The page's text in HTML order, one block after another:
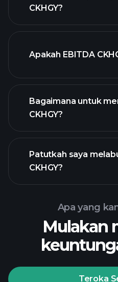
CKHGY?
Apakah EBITDA
Bagaimana untuk
CKHGY?
Playtrade
broker yang disyorkan
Patutkah saya
CKHGY?
Apa yang
Mulakan
Teroka